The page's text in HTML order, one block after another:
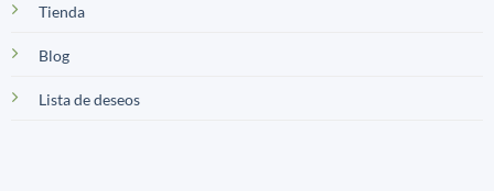
Tienda
Blog
Lista de deseos